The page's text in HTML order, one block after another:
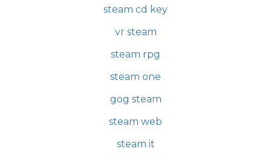
steam cd key
vr steam
steam rpg
steam one
gog steam
steam web
steam it